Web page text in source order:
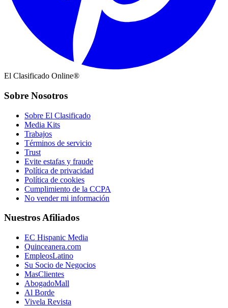
El Clasificado Online®
Sobre Nosotros
Sobre El Clasificado
Media Kits
Trabajos
Términos de servicio
Trust
Evite estafas y fraude
Política de privacidad
Política de cookies
Cumplimiento de la CCPA
No vender mi información
Nuestros Afiliados
EC Hispanic Media
Quinceanera.com
EmpleosLatino
Su Socio de Negocios
MasClientes
AbogadoMall
Al Borde
Vivela Revista